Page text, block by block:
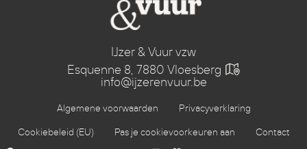
IJzer & Vuur vzw
Esquenne 8, 7880 Vloesberg
info@ijzerenvuur.be
Algemene voorwaarden
Privacyverklaring
Cookiebeleid (EU)
Pas je cookievoorkeuren aan Contact